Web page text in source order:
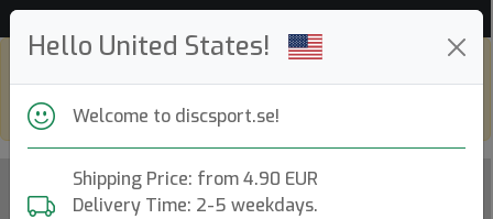
Hello United States!
Welcome to discsport.se!
Shipping Price: from 4.90 EUR
Delivery Time: 2-5 weekdays.
go todiscsport.com